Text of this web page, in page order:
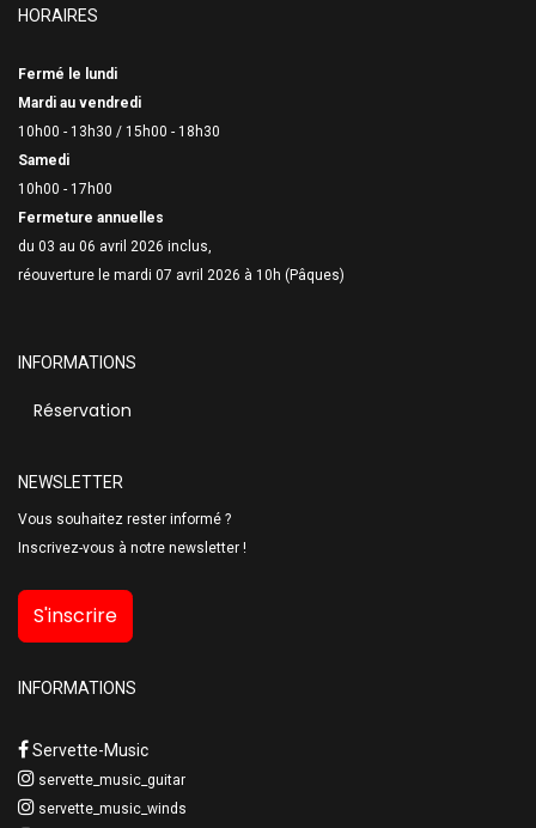
HORAIRES
Fermé le lundi
Mardi au vendredi
10h00 - 13h30 / 15h00 - 18h30
Samedi
10h00 - 17h00
Fermeture annuelles
du 03 au 06 avril 2026 inclus,
réouverture le mardi 07 avril 2026 à 10h (Pâques)
INFORMATIONS
Réservation
NEWSLETTER
Vous souhaitez rester informé ?
Inscrivez-vous à notre newsletter !
S'inscrire
INFORMATIONS
Servette-Music
servette_music_guitar
servette_music_winds